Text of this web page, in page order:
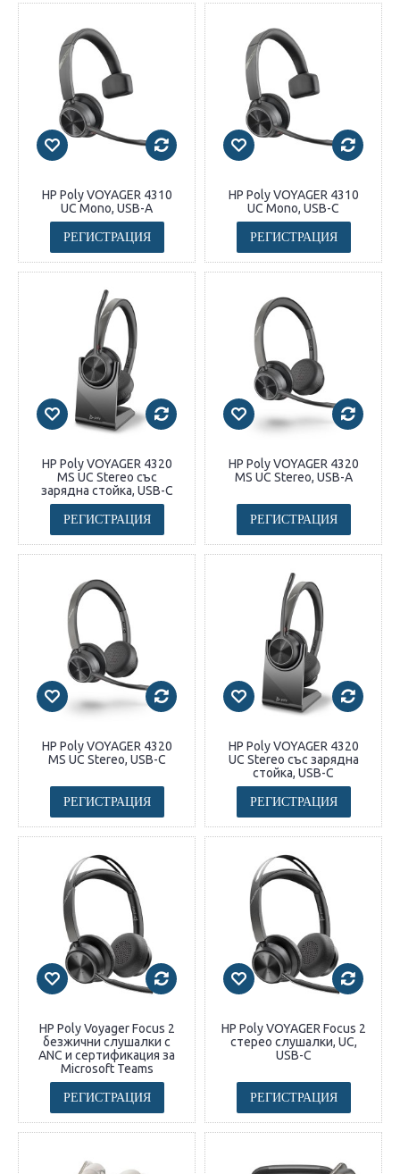
HP Poly VOYAGER 4310
UC Mono, USB-A
РЕГИСТРАЦИЯ
HP Poly VOYAGER 4310
UC Mono, USB-C
РЕГИСТРАЦИЯ
HP Poly VOYAGER 4320
MS UC Stereo със
зарядна стойка, USB-C
РЕГИСТРАЦИЯ
HP Poly VOYAGER 4320
MS UC Stereo, USB-A
РЕГИСТРАЦИЯ
HP Poly VOYAGER 4320
MS UC Stereo, USB-C
РЕГИСТРАЦИЯ
HP Poly VOYAGER 4320
UC Stereo със зарядна
стойка, USB-C
РЕГИСТРАЦИЯ
HP Poly Voyager Focus 2
безжични слушалки с
ANC и сертификация за
Microsoft Teams
РЕГИСТРАЦИЯ
HP Poly VOYAGER Focus 2
стерео слушалки, UC,
USB-C
РЕГИСТРАЦИЯ